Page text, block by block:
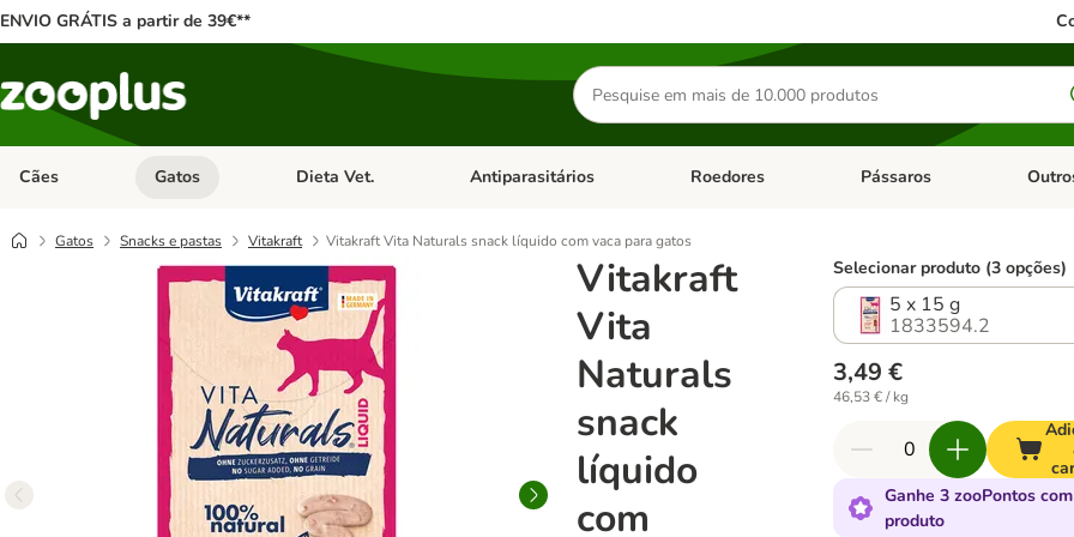
ENVIO GRÁTIS a partir de 39€**
Pesquisar
produtos
Cães Abrir menu de categoria: Cães
Gatos Abrir menu de categoria: Gatos
Dieta Vet. Abrir menu de categoria: Dieta Vet.
Antiparasitários Abrir menu de categoria: Antiparasitários
Roedores Abrir menu de categoria:
Pássaros Abrir
Gatos Snacks e pastas Vitakraft Vitakraft Vita Naturals snack líquido com vaca para gatos
Vitakraft
Vita
Naturals
snack
líquido
com
Selecionar produto (3 opções)
5 x 15 g
1833594.2
3,49 €
46,53 € / kg
Ganhe 3 zooPontos
produto